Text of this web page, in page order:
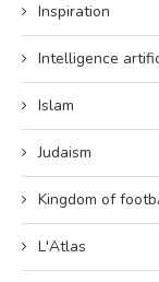
Inspiration
Intelligence
Islam
Judaism
Kingdom of
L'Atlas